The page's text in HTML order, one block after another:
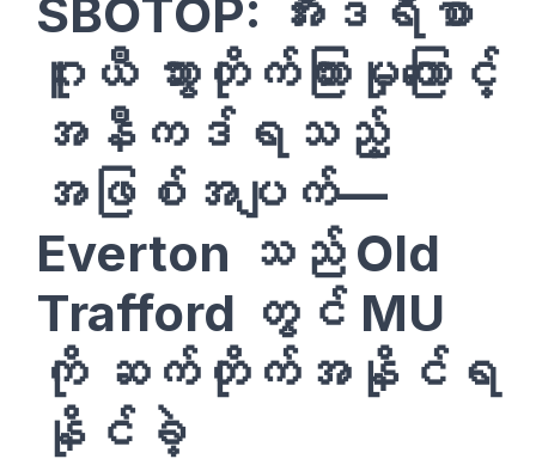
SBOTOP: အီးဒရီစာ
ဂူးယီ သွားတိုက်ကြားမှုကြောင့်
အနီကဒ်ရသည့်
အဖြစ်အပျက်—
Everton သည် Old
Trafford တွင် MU
ကို ဆက်တိုက်အနိုင်ရ
နိုင်ခဲ့